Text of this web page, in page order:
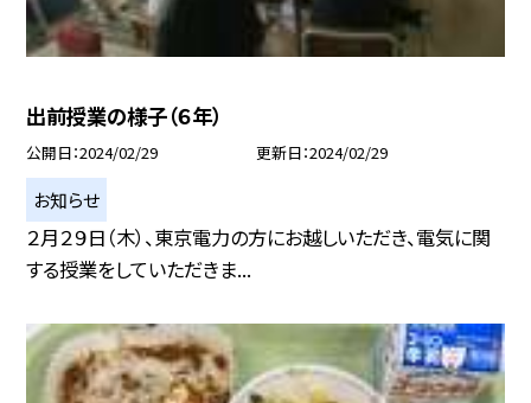
出前授業の様子（６年）
公開日 2024/02/29 更新日 2024/02/29
お知らせ
２月２９日（木）、東京電力の方にお越しいただき、電気に関
する授業をしていただきま...